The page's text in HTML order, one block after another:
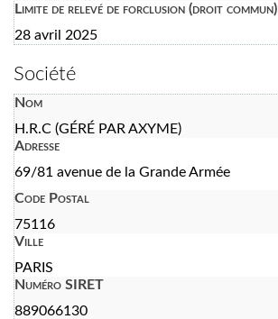
Limite de relevé de forclusion (droit commun)
28 avril 2025
Société
Nom
H.R.C (GÉRÉ PAR AXYME)
Adresse
69/81 avenue de la Grande Armée
Code Postal
75116
Ville
PARIS
Numéro SIRET
889066130